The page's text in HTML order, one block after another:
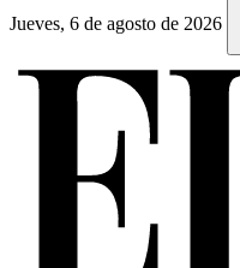
Jueves, 6 de agosto de 2026